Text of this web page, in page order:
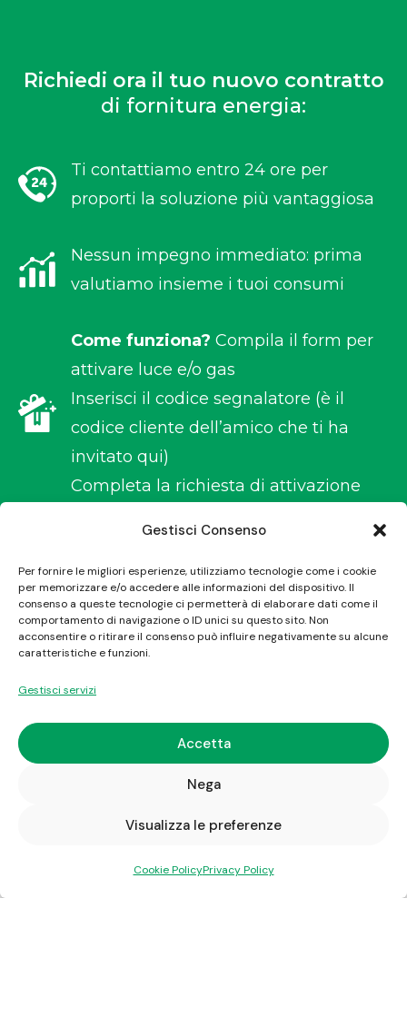
Gestisci Consenso
Per fornire le migliori esperienze, utilizziamo tecnologie come i cookie
per memorizzare e/o accedere alle informazioni del dispositivo. Il
consenso a queste tecnologie ci permetterà di elaborare dati come il
comportamento di navigazione o ID unici su questo sito. Non
acconsentire o ritirare il consenso può influire negativamente su alcune
caratteristiche e funzioni.
Gestisci servizi
Accetta
Nega
Visualizza le preferenze
Cookie PolicyPrivacy Policy
Richiedi ora il tuo nuovo contratto
di fornitura energia:
Ti contattiamo entro 24 ore per
proporti la soluzione più vantaggiosa
Nessun impegno immediato: prima
valutiamo insieme i tuoi consumi
Come funziona? Compila il form per
attivare luce e/o gas
Inserisci il codice segnalatore (è il
codice cliente dell’amico che ti ha
invitato qui)
Completa la richiesta di attivazione
RICHIEDI ORA
Step1of 3
Che tipo di utenza vuoi attivare?*